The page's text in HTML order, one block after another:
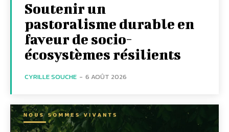
Soutenir un
pastoralisme durable en
faveur de socio-
écosystèmes résilients
CYRILLE SOUCHE - 6 AOÛT 2026